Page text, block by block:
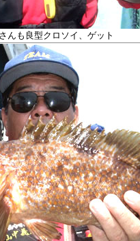
んも良型クロソイ、ゲット